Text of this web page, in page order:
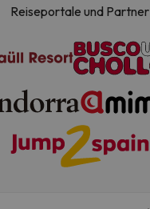
Reiseportale und Partner